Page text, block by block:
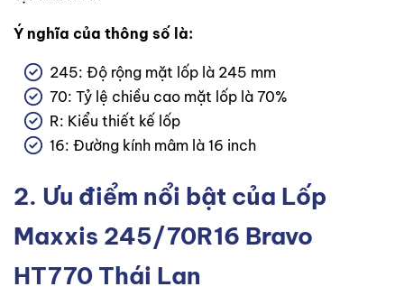
Ý nghĩa của thông số là:
245: Độ rộng mặt lốp là 245 mm
70: Tỷ lệ chiều cao mặt lốp là 70%
R: Kiểu thiết kế lốp
16: Đường kính mâm là 16 inch
2. Ưu điểm nổi bật của Lốp
Maxxis 245/70R16 Bravo
HT770 Thái Lan